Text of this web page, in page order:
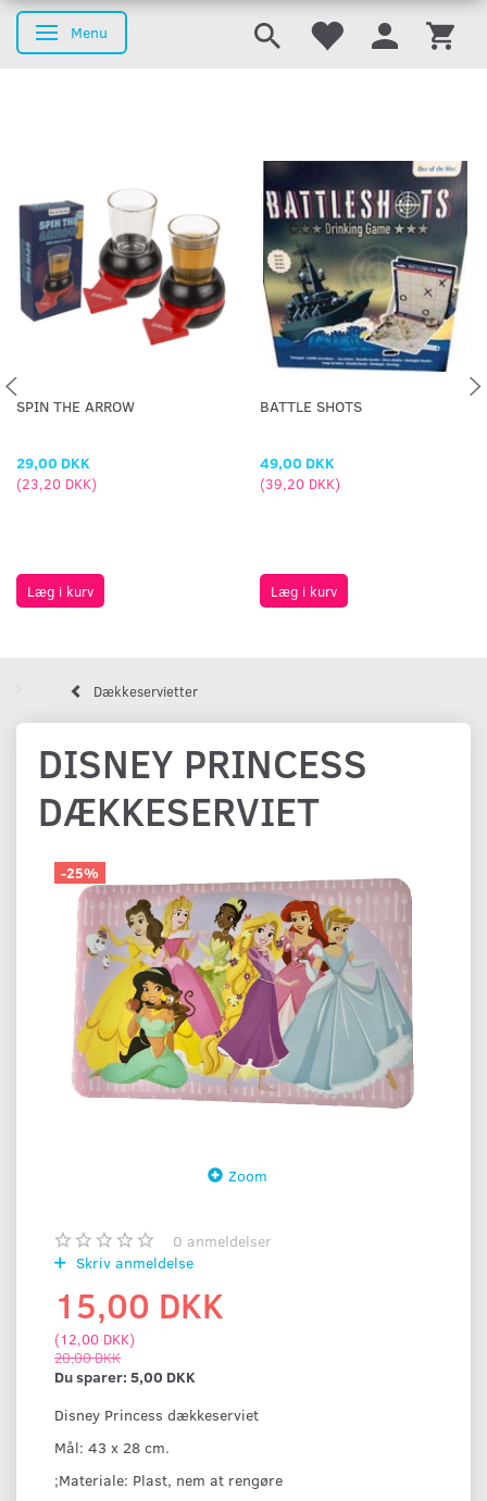
Skifte navigation
Menu
SPIN THE ARROW
29,00 DKK
(23,20 DKK)
Læg i kurv
BATTLE SHOTS
49,00 DKK
(39,20 DKK)
Læg i kurv
Dækkeservietter
DISNEY PRINCESS
DÆKKESERVIET
-25%
Zoom
0 anmeldelser
Skriv anmeldelse
15,00 DKK
(12,00 DKK)
20,00 DKK
Du sparer: 5,00 DKK
Disney Princess dækkeserviet
Mål: 43 x 28 cm.
;Materiale: Plast, nem at rengøre